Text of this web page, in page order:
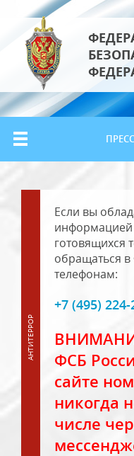
Если вы
готовящихся
обращаться
телефонам:
+7 (495)
ФСБ
сайте
никогда
числе